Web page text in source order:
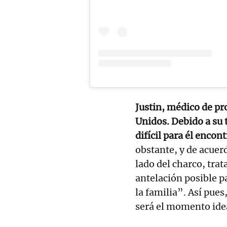
Justin, médico de
Unidos. Debido a su
difícil para él
obstante, y de
lado del charco,
antelación posible
la familia”. Así
será el momento